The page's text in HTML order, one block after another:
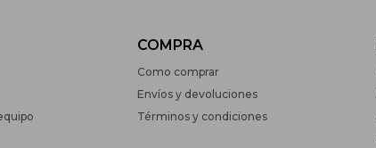
COMPRA
Como comprar
Envíos y devoluciones
Términos y condiciones